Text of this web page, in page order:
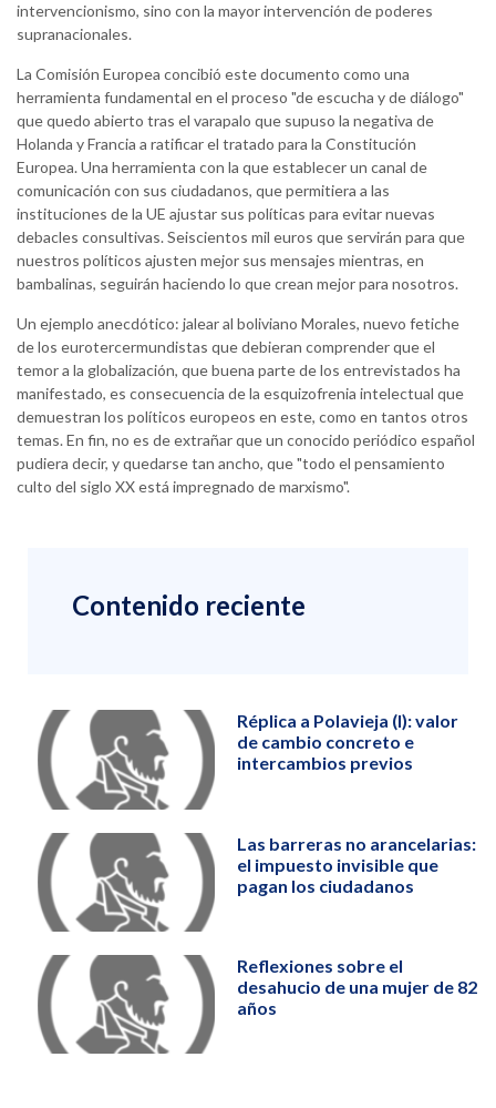
intervencionismo, sino con la mayor intervención de poderes
supranacionales.
La Comisión Europea concibió este documento como una
herramienta fundamental en el proceso "de escucha y de diálogo"
que quedo abierto tras el varapalo que supuso la negativa de
Holanda y Francia a ratificar el tratado para la Constitución
Europea. Una herramienta con la que establecer un canal de
comunicación con sus ciudadanos, que permitiera a las
instituciones de la UE ajustar sus políticas para evitar nuevas
debacles consultivas. Seiscientos mil euros que servirán para que
nuestros políticos ajusten mejor sus mensajes mientras, en
bambalinas, seguirán haciendo lo que crean mejor para nosotros.
Un ejemplo anecdótico: jalear al boliviano Morales, nuevo fetiche
de los eurotercermundistas que debieran comprender que el
temor a la globalización, que buena parte de los entrevistados ha
manifestado, es consecuencia de la esquizofrenia intelectual que
demuestran los políticos europeos en este, como en tantos otros
temas. En fin, no es de extrañar que un conocido periódico español
pudiera decir, y quedarse tan ancho, que "todo el pensamiento
culto del siglo XX está impregnado de marxismo".
Contenido reciente
Réplica a Polavieja (I): valor
de cambio concreto e
intercambios previos
Las barreras no arancelarias:
el impuesto invisible que
pagan los ciudadanos
Reflexiones sobre el
desahucio de una mujer de 82
años